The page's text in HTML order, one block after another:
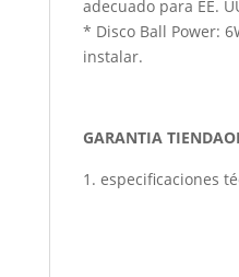
adecuado para EE.
* Disco Ball Power:
instalar.
GARANTIA TIENDAOI
especificaciones